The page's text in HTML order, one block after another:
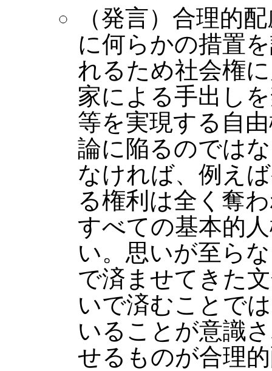
（発言）合理的
に何らかの措置
れるため社会権
家による手出し
等を実現する自
論に陥るのでは
なければ、例え
る権利は全く奪
すべての基本的
い。思いが至ら
で済ませてきた
いで済むことで
いることが意識
せるものが合理